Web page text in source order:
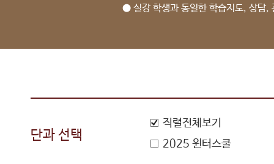
● 실강 학생과 동일한 학습지도, 상담,
단과 선택
직렬전체보기
2025 윈터스쿨